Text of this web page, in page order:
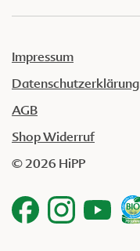
Impressum
Datenschutzerklärung
AGB
Shop Widerruf
© 2026 HiPP